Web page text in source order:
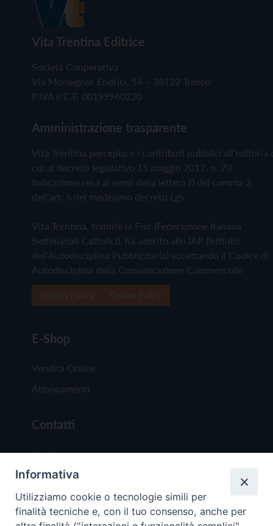
Vita Trentina Editrice
Società Cooperativa
Via Monsignor Endrici, 14 – 38122 Trento
P.IVA e C.F. 00199960220
Amministrazione trasparente
Vita Trentina percepisce i contributi pubblici all'editoria
cui al decreto legislativo 15 maggio 2017, n. 70.
Indicazione resa ai sensi della lettera f) del comma 2
dell'art. 5 del medesimo decreto Lgs.
Vita Trentina, tramite la Fisc (Federazione Italiana
Settimanali Cattolici), ha aderito allo IAP (Istituto
dell'Autodisciplina Pubblicitaria) accettando il Codice di
Autodisciplina della Comunicazione Commerciale
E-Shop
Vendita Online
Abbonamenti
Contatti
Chi Siamo
Redazione
Scrivici
Informativa
Utilizziamo cookie o tecnologie simili per
finalità tecniche e, con il tuo consenso, anche per